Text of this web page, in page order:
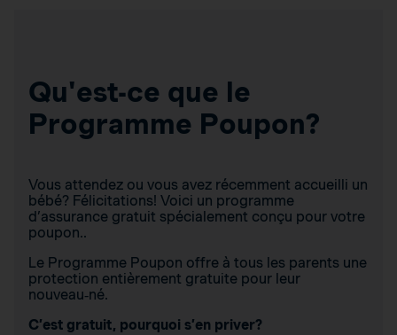
Qu'est-ce que le
Programme Poupon?
Vous attendez ou vous avez récemment accueilli un
bébé? Félicitations! Voici un programme
d’assurance gratuit spécialement conçu pour votre
poupon..
Le Programme Poupon offre à tous les parents une
protection entièrement gratuite pour leur
nouveau‑né.
C’est gratuit, pourquoi s’en priver?